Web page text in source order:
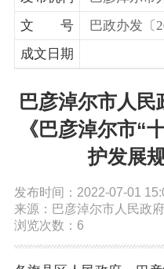
政务服务
便民应用 便
办事大厅
政民互动
市长信箱
文 号
巴政办发〔
成文日期
巴彦淖尔市人
《巴彦淖尔市“
护发展
发布时间：2022-07-01
来源：巴彦淖尔市人民政
浏览次数：6